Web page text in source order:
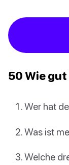
50 Wie
Wer hat
Was ist
Welche